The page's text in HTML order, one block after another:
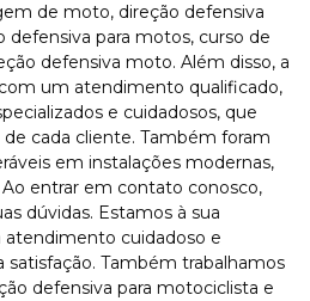
de moto, direção defensiva
defensiva para motos, curso de
defensiva moto. Além disso, a
um atendimento qualificado,
e cuidadosos, que
cada cliente. Também foram
em instalações modernas,
entrar em contato conosco,
dúvidas. Estamos à sua
atendimento cuidadoso e
Também trabalhamos
defensiva para motociclista e